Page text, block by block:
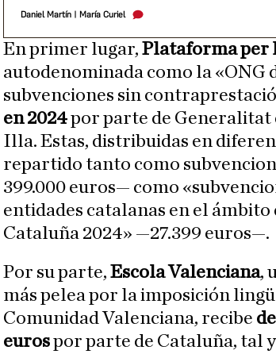
Daniel Martín María Curiel
En primer lugar, Plataforma per
autodenominada como la «ONG
subvenciones sin
en 2024por parte de Generalitat
Illa. Estas, distribuidas en
repartido tanto como
399.000 euros— como
entidades catalanas en el
Cataluña 2024» —27.399 euros—.
Por su parte, Escola Valenciana,
más pelea por la imposición
Comunidad Valenciana, recibe
eurospor parte de Cataluña, tal